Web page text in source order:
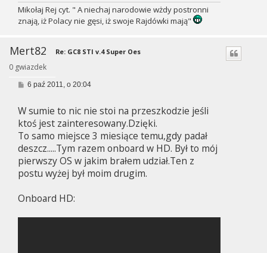
Mikołaj Rej cyt. " A niechaj narodowie wżdy postronni
znają, iż Polacy nie gęsi, iż swoje Rajdówki mają"
Mert82
0 gwiazdek
Re: GC8 STI v.4 Super Oes
P
t
6 paź 2011, o 20:04
W sumie to nic nie stoi na przeszkodzie jeśli
ktoś jest zainteresowany.Dzięki.
To samo miejsce 3 miesiące temu,gdy padał
deszcz.....Tym razem onboard w HD. Był to mój
pierwszy OS w jakim brałem udział.Ten z
postu wyżej był moim drugim.
Onboard HD: